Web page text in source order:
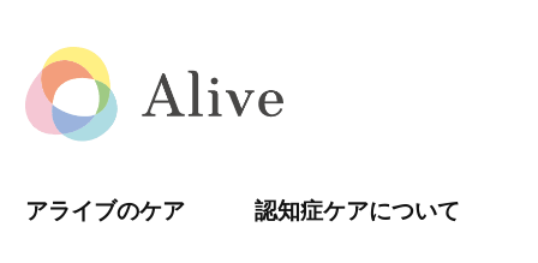
アライブのケア 認知症ケアについて